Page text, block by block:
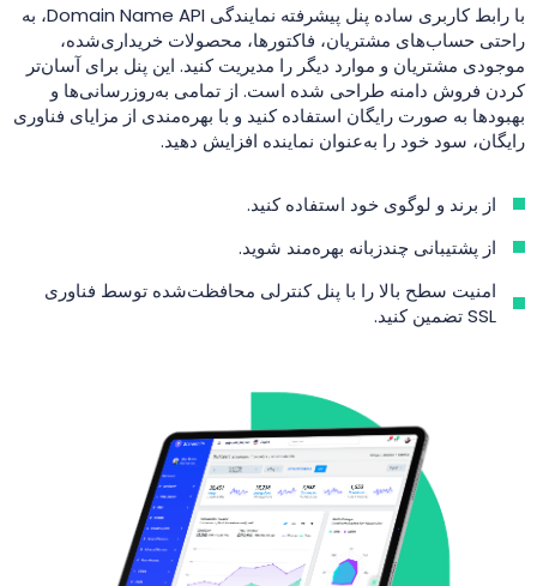
با رابط کاربری ساده پنل پیشرفته نمایندگی Domain Name API، به
راحتی حساب‌های مشتریان، فاکتورها، محصولات خریداری‌شده،
موجودی مشتریان و موارد دیگر را مدیریت کنید. این پنل برای آسان‌تر
کردن فروش دامنه طراحی شده است. از تمامی به‌روزرسانی‌ها و
بهبودها به صورت رایگان استفاده کنید و با بهره‌مندی از مزایای فناوری
رایگان، سود خود را به‌عنوان نماینده افزایش دهید.
از برند و لوگوی خود استفاده کنید.
از پشتیبانی چندزبانه بهره‌مند شوید.
امنیت سطح بالا را با پنل کنترلی محافظت‌شده توسط فناوری
SSL تضمین کنید.